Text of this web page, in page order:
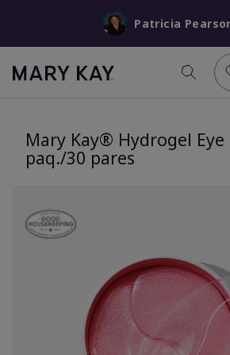
Patricia
Mary Kay® Hydrogel Eye
paq./30 pares